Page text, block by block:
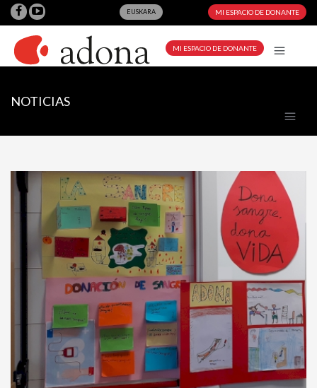
EUSKARA MI ESPACIO DE DONANTE
MI ESPACIO DE DONANTE
NOTICIAS